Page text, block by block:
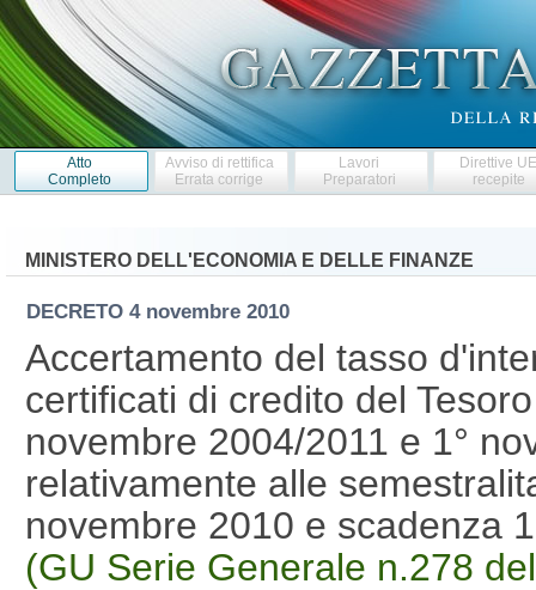
Atto
Completo
Avviso di rettifica
Errata corrige
Lavori
Preparatori
Direttive
recepite
MINISTERO DELL'ECONOMIA E DELLE FINANZE
DECRETO 4 novembre 2010
Accertamento del tasso
certificati di credito del
novembre 2004/2011 e 1°
relativamente alle
novembre 2010 e scadenza
(GU Serie Generale n.278